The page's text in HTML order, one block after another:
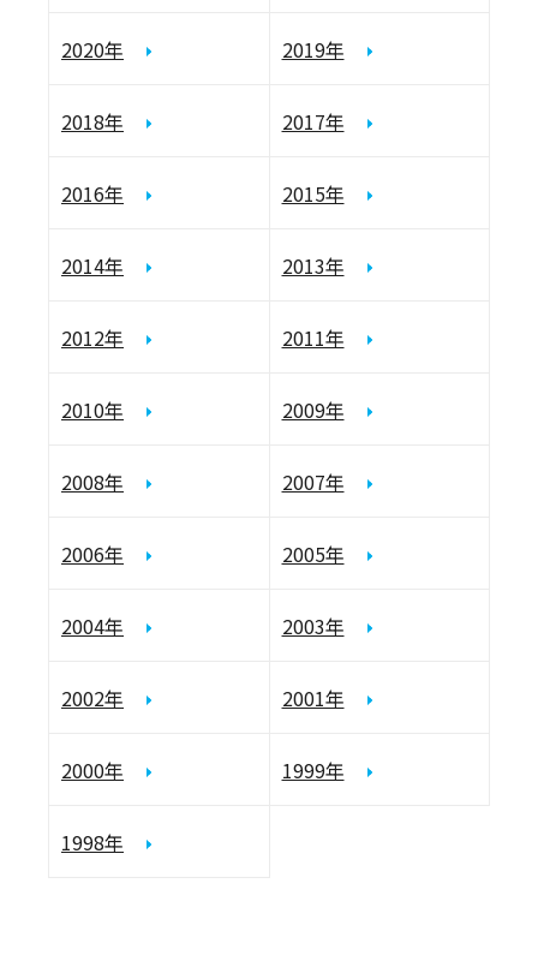
2020年 2019年
2018年 2017年
2016年 2015年
2014年 2013年
2012年 2011年
2010年 2009年
2008年 2007年
2006年 2005年
2004年 2003年
2002年 2001年
2000年 1999年
1998年